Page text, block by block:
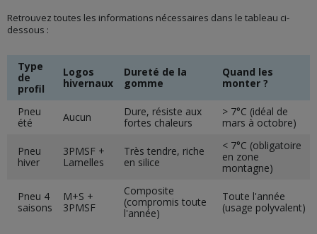
Retrouvez toutes les informations nécessaires dans le tableau ci-
dessous :
Type
de
profil
Logos
hivernaux
Dureté de la
gomme
Quand les
monter ?
Pneu
été
Aucun
Dure, résiste aux
fortes chaleurs
> 7°C (idéal de
mars à octobre)
Pneu
hiver
3PMSF +
Lamelles
Très tendre, riche
en silice
< 7°C (obligatoire
en zone
montagne)
Pneu 4
saisons
M+S +
3PMSF
Composite
(compromis toute
l'année)
Toute l'année
(usage polyvalent)